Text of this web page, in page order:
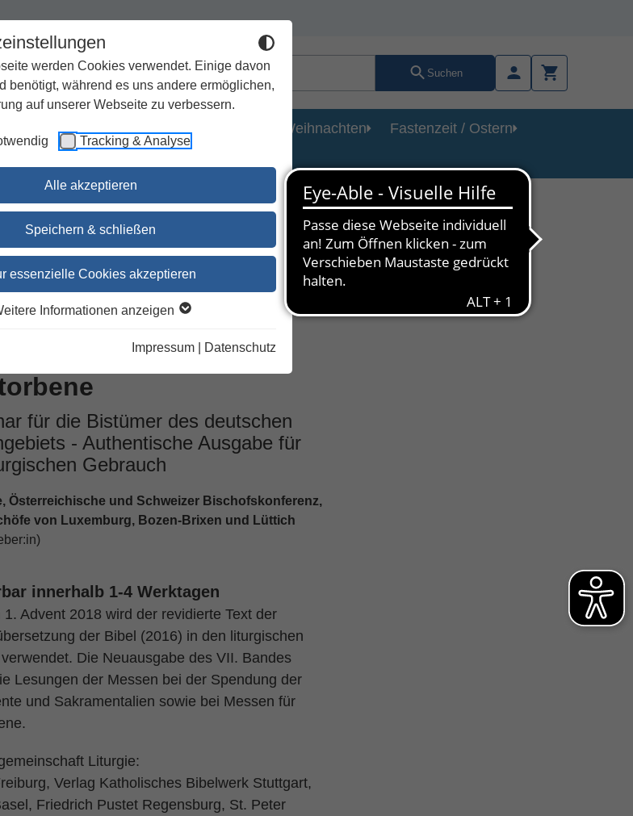
werden Cookies verwendet. Einige davon
benötigt, während es uns andere ermöglichen,
auf unserer Webseite zu verbessern.
Tracking & Analyse
Alle akzeptieren
Speichern & schließen
essenzielle Cookies akzeptieren
Informationen anzeigen
Impressum Datenschutz
Suchen
Geschenke Kirchenjahr / Lebensweg Weihnachten
Fastenzeit / Ostern
Sakramente und Sakramentalien für Verstorbene
der Heiligen Messe
Band VII -
für
für die Bistümer des deutschen
- Authentische Ausgabe für
Gebrauch
Österreichische und Schweizer Bischofskonferenz,
von Luxemburg, Bozen-Brixen und Lüttich
innerhalb 1-4 Werktagen
1. Advent 2018 wird der revidierte Text der
der Bibel (2016) in den liturgischen
Die Neuausgabe des VII. Bandes
Lesungen der Messen bei der Spendung der
und Sakramentalien sowie bei Messen für
Liturgie:
Verlag Katholisches Bibelwerk Stuttgart,
Friedrich Pustet Regensburg, St. Peter